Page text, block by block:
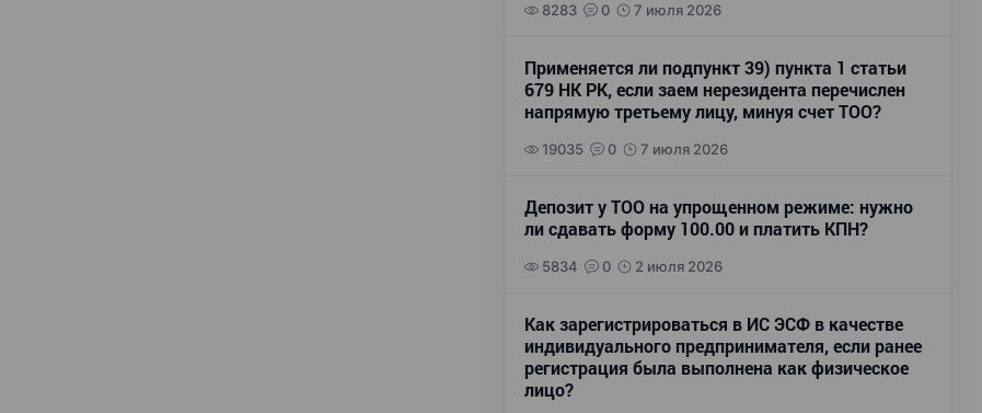
8283 0 7 июля 2026
Применяется ли подпункт 39) пункта 1 статьи
679 НК РК, если заем нерезидента перечислен
напрямую третьему лицу, минуя счет ТОО?
19035 0 7 июля 2026
Депозит у ТОО на упрощенном режиме: нужно
ли сдавать форму 100.00 и платить КПН?
5834 0 2 июля 2026
Как зарегистрироваться в ИС ЭСФ в качестве
индивидуального предпринимателя, если ранее
регистрация была выполнена как физическое
лицо?